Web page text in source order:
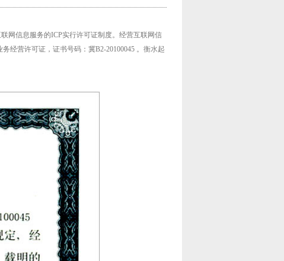
网信息服务的ICP实行许可证制度。经营互联网信
经营许可证，证书号码：冀B2-20100045 。 衡水起